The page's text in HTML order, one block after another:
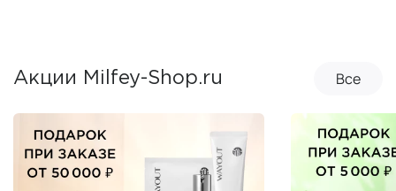
Акции Milfey-Shop.ru Все